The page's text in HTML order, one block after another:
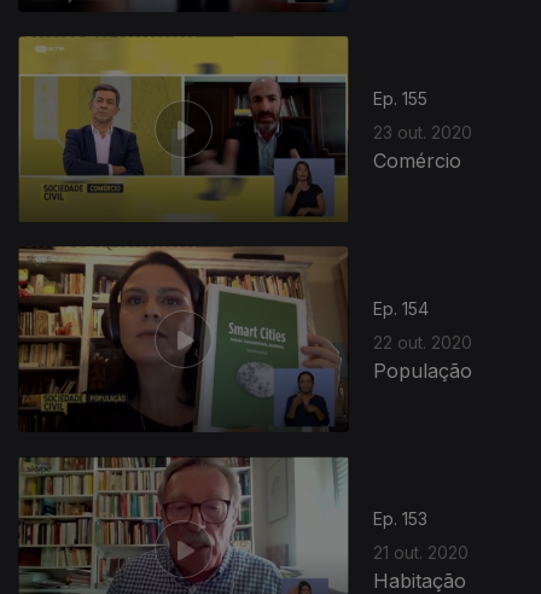
Ep. 155
23 out. 2020
Comércio
Ep. 154
22 out. 2020
População
Ep. 153
21 out. 2020
Habitação